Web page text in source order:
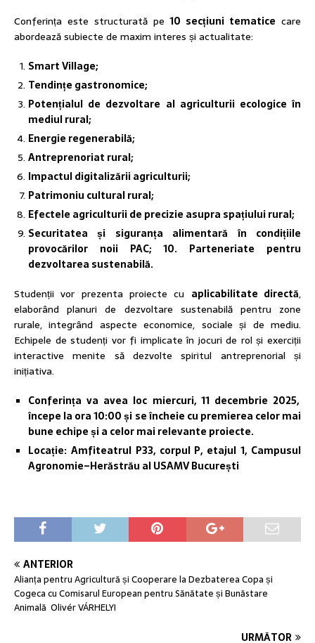
Conferința este structurată pe10 secțiuni tematice care
abordează subiecte de maxim interes și actualitate:
Smart Village;
Tendințe gastronomice;
Potențialul de dezvoltare al agriculturii ecologice în
mediul rural;
Energie regenerabilă;
Antreprenoriat rural;
Impactul digitalizării agriculturii;
Patrimoniu cultural rural;
Efectele agriculturii de precizie asupra spațiului rural;
Securitatea și siguranța alimentară în condițiile
provocărilor noii PAC; 10.
Parteneriate pentru
dezvoltarea sustenabilă.
Studenții vor prezenta proiecte cu aplicabilitate directă,
elaborând planuri de dezvoltare sustenabilă pentru zone
rurale, integrând aspecte economice, sociale și de mediu.
Echipele de studenți vor fi implicate în jocuri de rol și exerciții
interactive menite să dezvolte spiritul antreprenorial și
inițiativa.
Conferința va avea loc miercuri, 11 decembrie 2025,
începe la ora 10:00 și se încheie cu premierea celor mai
bune echipe și a celor mai relevante proiecte.
Locație: Amfiteatrul P33, corpul P, etajul 1, Campusul
Agronomie–Herăstrău al USAMV București
ANTERIOR
Alianța pentru Agricultură și Cooperare la Dezbaterea Copa și
Cogeca cu Comisarul European pentru Sănătate și Bunăstare
Animală Olivér VÁRHELYI
URMĂTOR